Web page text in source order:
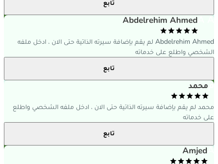
تابع
A
Abdelrehim Ahmed
Abdelrehim Ahmed لم يقم بإضافة سيرته الذاتية حتى الان ، ادخل ملفه
واطلع على خدماته
تابع
محمد
لم يقم بإضافة سيرته الذاتية حتى الان ، ادخل ملفه الشخصي واطلع
خدماته
تابع
Amjed